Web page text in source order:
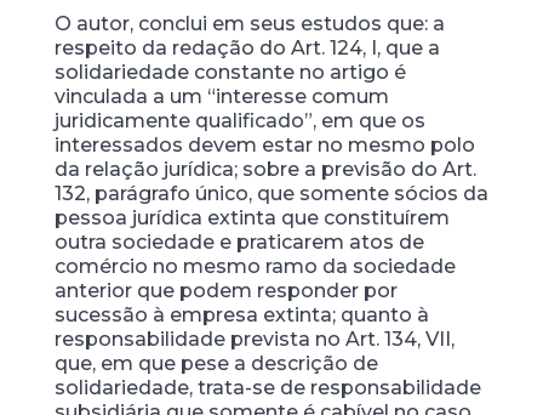
O autor, conclui em seus estudos que: a
respeito da redação do Art. 124, I, que a
solidariedade constante no artigo é
vinculada a um “interesse comum
juridicamente qualificado”, em que os
interessados devem estar no mesmo polo
da relação jurídica; sobre a previsão do Art.
132, parágrafo único, que somente sócios da
pessoa jurídica extinta que constituírem
outra sociedade e praticarem atos de
comércio no mesmo ramo da sociedade
anterior que podem responder por
sucessão à empresa extinta; quanto à
responsabilidade prevista no Art. 134, VII,
que, em que pese a descrição de
solidariedade, trata-se de responsabilidade